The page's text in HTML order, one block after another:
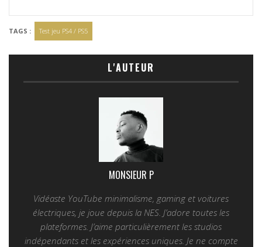
TAGS : Test jeu PS4 / PS5
L'AUTEUR
MONSIEUR P
Vidéaste YouTube minimalisme, gaming et voitures
électriques, je joue depuis la NES. J’adore toutes les
plateformes. J’aime particulièrement les studios
indépendants et les expériences uniques. Je ne compte